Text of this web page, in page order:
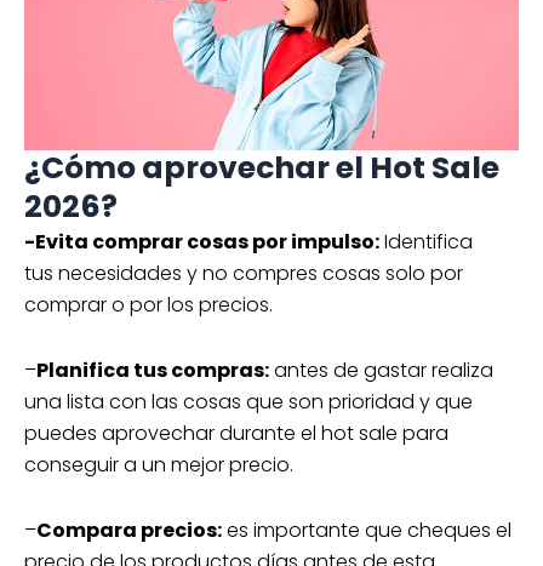
¿Cómo aprovechar el Hot Sale
2026?
-Evita comprar cosas por impulso:Identifica
tus necesidades y no compres cosas solo por
comprar o por los precios.
–Planifica tus compras:antes de gastar realiza
una lista con las cosas que son prioridad y que
puedes aprovechar durante el hot sale para
conseguir a un mejor precio.
–Compara precios:es importante que cheques el